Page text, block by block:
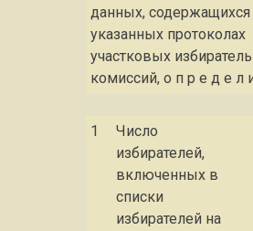
данных, содержащихся
указанных протоколах
участковых
комиссий, о п р е д е л
1
Число
избирателей,
включенных в
списки
избирателей на